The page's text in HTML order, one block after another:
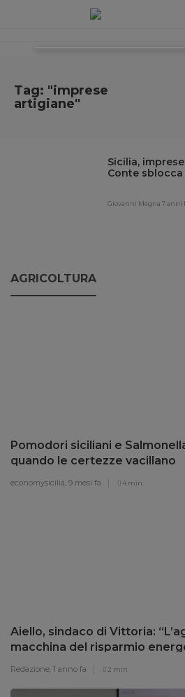
Tag: "imprese
artigiane"
Sicilia,
Conte
Giovanni Megna7 anni
AGRICOLTURA
Pomodori siciliani e
quando le certezze vacillano
economysicilia, 9 mesi fa 4 min
Aiello, sindaco di Vittoria:
macchina del risparmio
Redazione, 1 anno fa 2 min